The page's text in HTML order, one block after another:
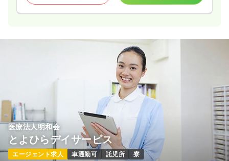
医療法人明和会
とよひらデイサービス
エージェント求人 車通勤可 託児所 寮